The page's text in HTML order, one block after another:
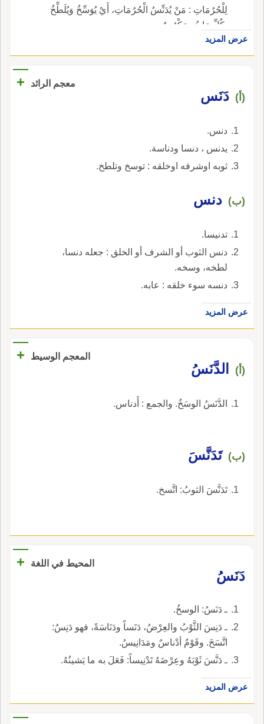
لِلْحُرُمَاتِ : مَنْ يُدَنِّسُ الْحُرُمَاتِ، أَيْ يُوَسِّخُ وَيُلَطِّخُ
بِكُلِّ مَا هُوَ مَكْرُوهٌ.
عرض المزيد
معجم الرائد +
(أ) دَنَس
دنس.
يدنس ، دنسا ودناسة.
ثوبه اوشرفه اوخلقه : توسخ وتلطخ.
(ب) دنس
تدنيسا.
دنس الثوب أو الشرف أو الخلق : جعله دنسا،
لطخه، وسخه.
دنسه سوء خلقه : عابه.
عرض المزيد
المعجم الوسيط +
(أ) الدَّنَسُ
الدَّنَسُ الوسَخُ. والجمع : أَدناس.
(ب) تَدَنَّسَ
تَدَنَّسَ الثوبُ: اتَّسخ.
المحيط في اللغة
+
دَنَسُ
ـ دَنَسُ: الوسخُ.
ـ دَنِسَ الثَّوْبُ والعِرْضُ، دَنَساً ودَنَاسَةً، فهو دَنِسٌ:
اتَّسَخَ. وقَوْمٌ أدْناسٌ ومَدَانِيسُ.
ـ دَنَّسَ ثَوْبَهُ وعِرْضَهُ تَدْنِيساً: فَعَلَ به ما يَشينُهُ.
عرض المزيد